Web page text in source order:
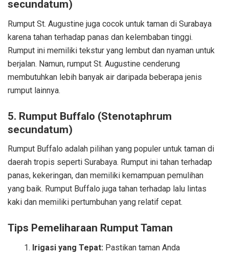
secundatum)
Rumput St. Augustine juga cocok untuk taman di Surabaya
karena tahan terhadap panas dan kelembaban tinggi.
Rumput ini memiliki tekstur yang lembut dan nyaman untuk
berjalan. Namun, rumput St. Augustine cenderung
membutuhkan lebih banyak air daripada beberapa jenis
rumput lainnya.
5. Rumput Buffalo (Stenotaphrum
secundatum)
Rumput Buffalo adalah pilihan yang populer untuk taman di
daerah tropis seperti Surabaya. Rumput ini tahan terhadap
panas, kekeringan, dan memiliki kemampuan pemulihan
yang baik. Rumput Buffalo juga tahan terhadap lalu lintas
kaki dan memiliki pertumbuhan yang relatif cepat.
Tips Pemeliharaan Rumput Taman
Irigasi yang Tepat: Pastikan taman Anda